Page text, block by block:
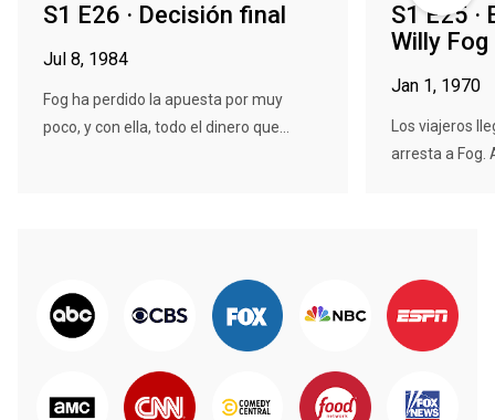
S1 E26 · Decisión final
Jul 8, 1984
Fog ha perdido la apuesta por muy
poco, y con ella, todo el dinero que...
S1 E25 ·
Willy Fog
Jan 1, 1970
Los viajeros
arresta a Fog.